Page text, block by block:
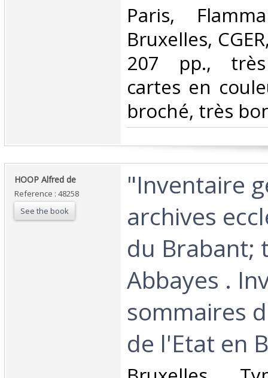
‎Paris,
Bruxelles,
207 pp., très
cartes en
broché, très
‎HOOP Alfred de‎
Reference : 48258
See the book
‎"Inventaire
archives
du Brabant;
Abbayes .
sommaires
de l'Etat en